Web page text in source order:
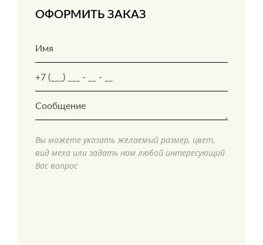
ОФОРМИТЬ ЗАКАЗ
Вы можете указать желаемый размер, цвет,
вид меха или задать нам любой интересующий
Вас вопрос